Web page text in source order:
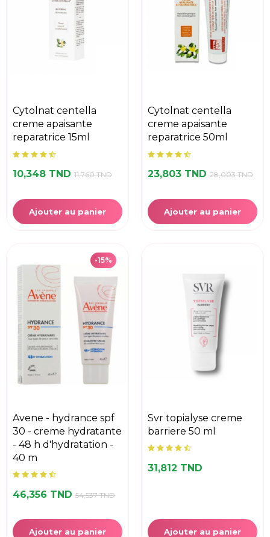
cytolnat centella
creme apaisante
reparatrice 15ml
10,348 TND 11,760 TND
Ajouter au panier
cytolnat centella
creme apaisante
reparatrice 50ml
23,803 TND 28,003 TND
Ajouter au panier
-15%
avene - hydrance spf
30 - creme hydratante
- 48 h d'hydratation -
40 m
46,356 TND 54,537 TND
Ajouter au panier
svr topialyse creme
barriere 50 ml
31,812 TND
Ajouter au panier